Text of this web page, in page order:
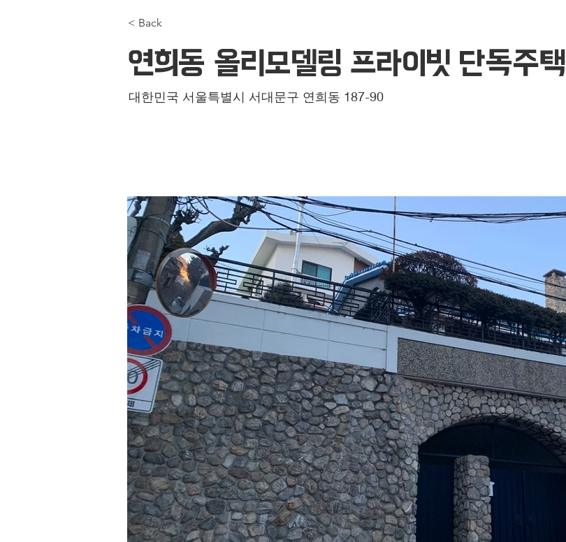
< Back
연희동 올리모델링 프라이빗 단독주택
대한민국 서울특별시 서대문구 연희동 187-90